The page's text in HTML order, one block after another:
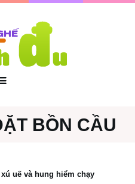
BỒN CẦU
uế và hung hiểm chạy